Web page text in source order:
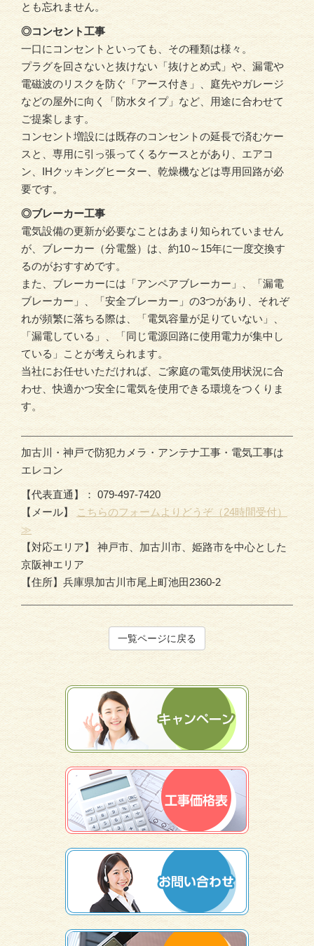
とも忘れません。
◎コンセント工事
一口にコンセントといっても、その種類は様々。
プラグを回さないと抜けない「抜けとめ式」や、漏電や
電磁波のリスクを防ぐ「アース付き」、庭先やガレージ
などの屋外に向く「防水タイプ」など、用途に合わせて
ご提案します。
コンセント増設には既存のコンセントの延長で済むケー
スと、専用に引っ張ってくるケースとがあり、エアコ
ン、IHクッキングヒーター、乾燥機などは専用回路が必
要です。
◎ブレーカー工事
電気設備の更新が必要なことはあまり知られていません
が、ブレーカー（分電盤）は、約10～15年に一度交換す
るのがおすすめです。
また、ブレーカーには「アンペアブレーカー」、「漏電
ブレーカー」、「安全ブレーカー」の3つがあり、それぞ
れが頻繁に落ちる際は、「電気容量が足りていない」、
「漏電している」、「同じ電源回路に使用電力が集中し
ている」ことが考えられます。
当社にお任せいただければ、ご家庭の電気使用状況に合
わせ、快適かつ安全に電気を使用できる環境をつくりま
す。
加古川・神戸で防犯カメラ・アンテナ工事・電気工事は
エレコン
【代表直通】： 079-497-7420
【メール】
こちらのフォームよりどうぞ（24時間受付）
≫
【対応エリア】 神戸市、加古川市、姫路市を中心とした
京阪神エリア
【住所】兵庫県加古川市尾上町池田2360-2
一覧ページに戻る